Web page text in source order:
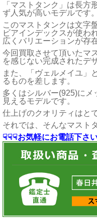
「マストタンク」は長
ず人気が高いモデルです。
このマストタンクは文字
ビアインデックスが使わ
広くバリエーションが存
今回買取させて頂いたマ
を感じない完成されたデ
また、「ヴェルメイユ」
るものを差します。
多くはシルバー(925)に
見えるモデルです。
仕上げのクオリティはと
それでは、そんなマスト
☟☟☟お気軽にお電話下さ